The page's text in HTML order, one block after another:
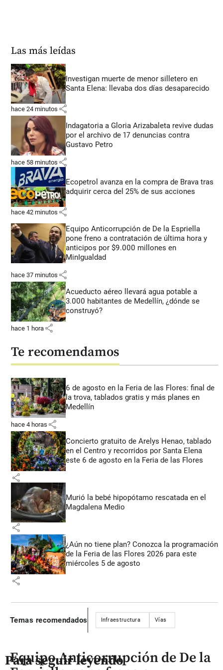
Las más leídas
Investigan muerte de menor silletero en
Santa Elena: llevaba dos días desaparecido
hace 24 minutos share
Indagatoria a Gloria Arizabaleta revive dudas
por el archivo de 17 denuncias contra
Gustavo Petro
hace 58 minutos share
Ecopetrol avanza en la compra de Brava tras
adquirir cerca del 25% de sus acciones
hace 42 minutos share
Equipo Anticorrupción de De la Espriella
pone freno a contratación de última hora y
anticipos por $9.000 millones en
MinIgualdad
hace 37 minutos share
Acueducto aéreo llevará agua potable a
3.000 habitantes de Medellín, ¿dónde se
construyó?
hace 1 hora share
Te recomendamos
6 de agosto en la Feria de las Flores: final de
la trova, tablados gratis y más planes en
Medellín
hace 4 horas share
Concierto gratuito de Arelys Henao, tablado
en el Centro y recorridos por Santa Elena
este 6 de agosto en la Feria de las Flores
share
Murió la bebé hipopótamo rescatada en el
Magdalena Medio
share
¿Aún no tiene plan? Conozca la programación
de la Feria de las Flores 2026 para este
miércoles 5 de agosto
share
Temas recomendados Infraestructura Vías
Para seguir leyendo
Equipo Anticorrupción de De la